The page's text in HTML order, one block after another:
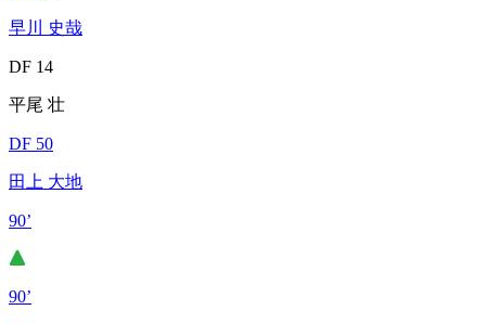
早川 史哉
DF 14
平尾 壮
DF 50
田上 大地
90’
90’